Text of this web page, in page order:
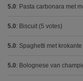
5.0: Pasta carbonara met
5.0: Biscuit (5 votes)
5.0: Spaghetti met krokante
5.0: Bolognese van